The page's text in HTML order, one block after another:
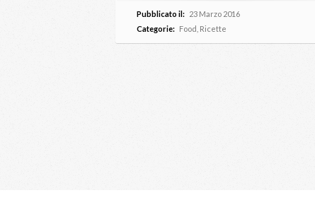
Pubblicato il: 23 Marzo 2016
Categorie: Food Ricette